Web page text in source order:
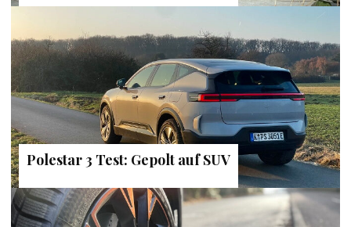
Polestar 3 Test: Gepolt auf SUV